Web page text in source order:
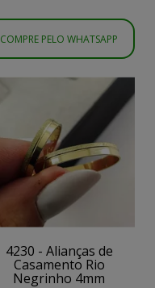
COMPRE PELO WHATSAPP
4230 - Alianças de
Casamento Rio
Negrinho 4mm